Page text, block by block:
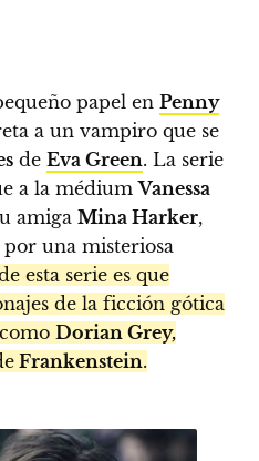
papel en Penny
a un vampiro que se
de Eva Green. La serie
a la médiumVanessa
amiga Mina Harker,
una misteriosa
esta serie es que
de la ficción gótica
Dorian Grey,
Frankenstein.